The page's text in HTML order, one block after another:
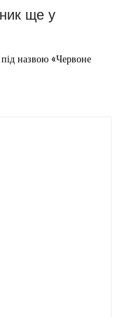
ще у
назвою «Червоне